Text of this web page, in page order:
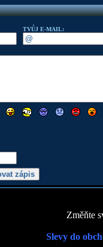
TVŮJ E-MAIL:
Změňte
Slevy do